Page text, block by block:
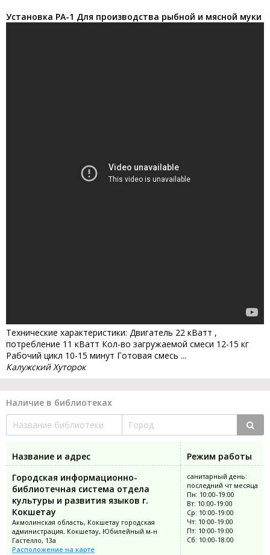
Установка РА-1 Для производства рыбной и мясной муки
Технические характеристики: Двигатель 22 кВатт ,
потребление 11 кВатт Кол-во загружаемой смеси 12-15 кг
Рабочий цикл 10-15 минут Готовая смесь ...
Калужский Хуторок
Наличие в библиотеках
Название и адрес
Режим работы
Городская информационно-
библиотечная система отдела
культуры и развития языков г.
Кокшетау
Акмолинская область, Кокшетау городская
администрация, Кокшетау, Юбилейный м-н
Гастелло, 13а
Расположение на карте
санитарный день:
последний чт месяца
Пн: 10:00-19:00
Вт: 10:00-19:00
Ср: 10:00-19:00
Чт: 10:00-19:00
Пт: 10:00-19:00
Сб: 10:00-18:00